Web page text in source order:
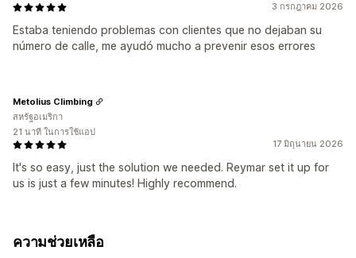
3 กรกฎาคม 2026
Estaba teniendo problemas con clientes que no dejaban su
número de calle, me ayudó mucho a prevenir esos errores
17 มิถุนายน 2026
It's so easy, just the solution we needed. Reymar set it up for
us is just a few minutes! Highly recommend.
Metolius Climbing
สหรัฐอเมริกา
21 นาที ในการใช้แอป
ความช่วยเหลือ